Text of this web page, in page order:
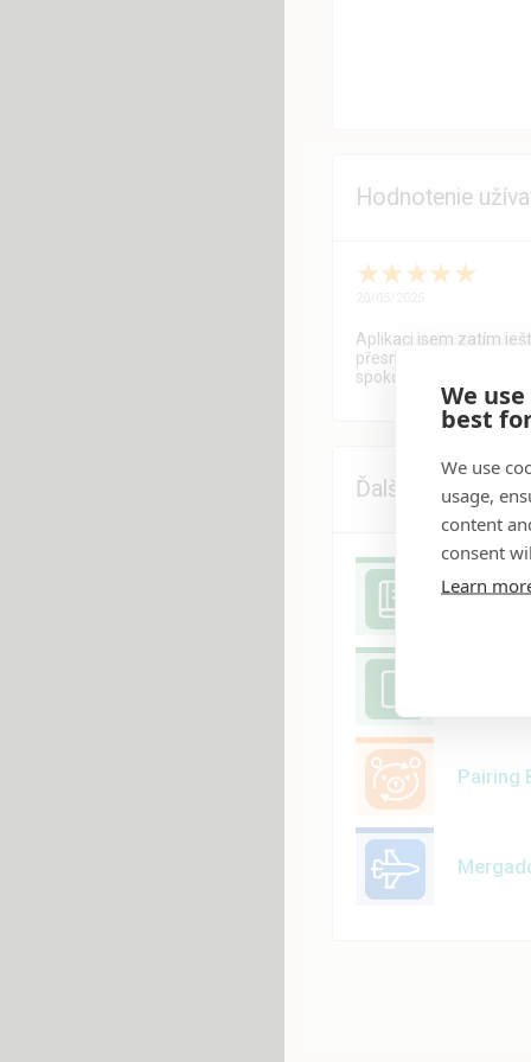
Hodnotenie
★★★★★
Aplikaci jsem zatím
přesně nevím. Mergado
spokojenosti.
Ďalšie rozšírenia
Pairing
We
best
We use
usage,
content
consent
Learn